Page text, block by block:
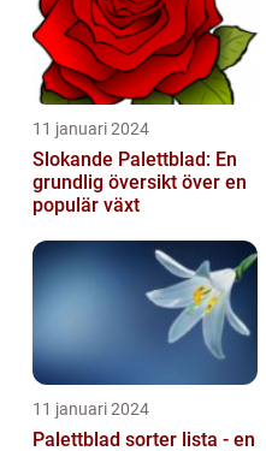
11 januari 2024
Slokande Palettblad: En
grundlig översikt över en
populär växt
11 januari 2024
Palettblad sorter lista - en